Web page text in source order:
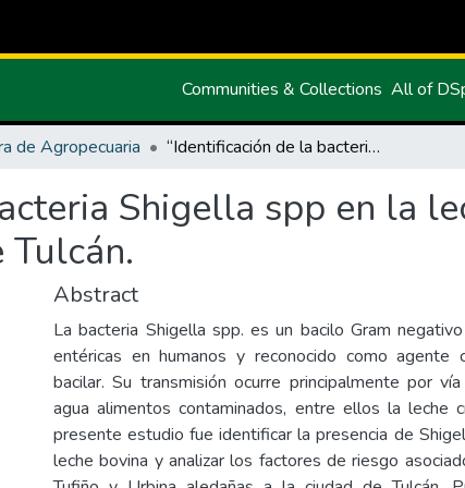
Communities & Collections All of
de Agropecuaria “Identificación de la bacteria Shigella spp en la leche cruda y factores de riesgo en la ciudad de Tulcán.
Shigella spp en la
Abstract
La bacteria Shigella spp. es un bacilo Gram
entéricas en humanos y reconocido como agente
bacilar. Su transmisión ocurre principalmente por
agua alimentos contaminados, entre ellos la leche
presente estudio fue identificar la presencia de
leche bovina y analizar los factores de riesgo